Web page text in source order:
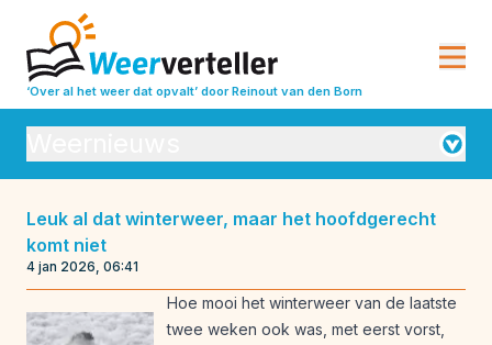
‘Over al het weer dat opvalt’ door Reinout van den Born
Seizoensverwachtingen
Weeranalyse
Weerbeleving
Weeroverzichten
Weerrecords
Leuk al dat winterweer, maar het hoofdgerecht
komt niet
4 jan 2026, 06:41
Hoe mooi het winterweer van de laatste
twee weken ook was, met eerst vorst,